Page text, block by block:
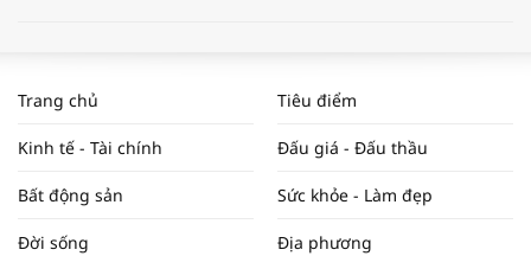
NAM NĂM 2024 VÀ NĂM 2025 | NHỊP
ĐẬP THỊ TRƯỜNG #62
Tọa đàm “Xúc tiến thương mại: Khơi
Trang chủ Tiêu điểm
Kinh tế - Tài chính Đấu giá - Đấu thầu
Bất động sản Sức khỏe - Làm đẹp
Đời sống Địa phương